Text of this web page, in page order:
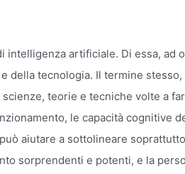
intelligenza artificiale. Di essa, ad
della tecnologia. Il termine
teorie e tecniche volte a
le capacità cognitive
aiutare a sottolineare
sorprendenti e potenti, e la